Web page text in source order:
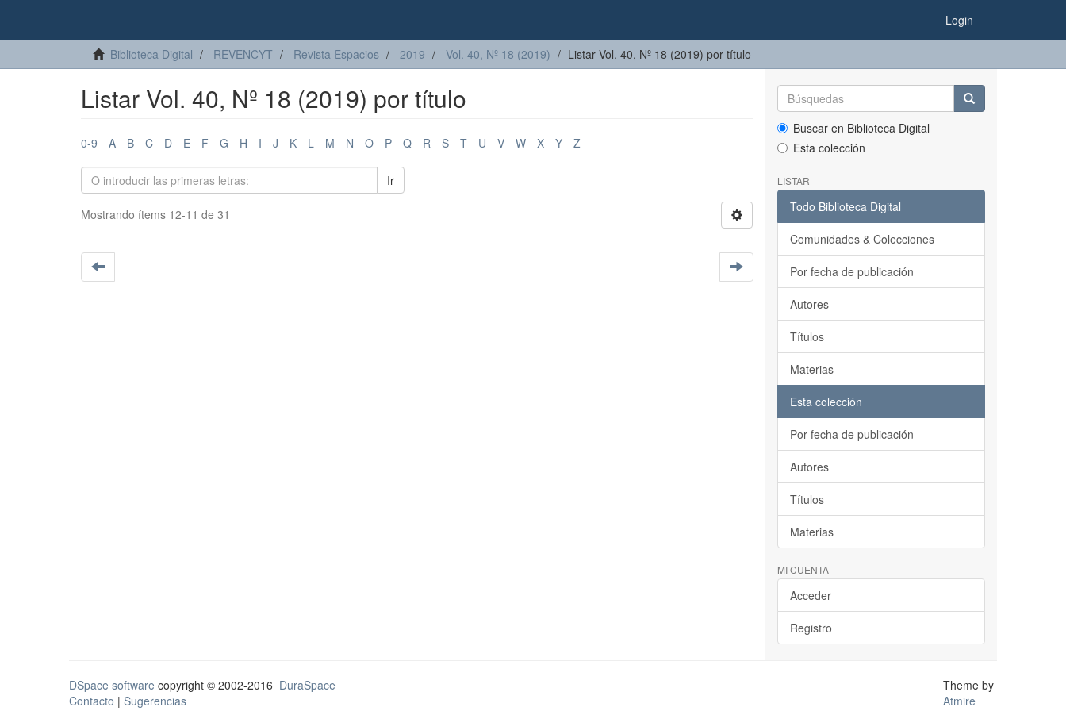
Login
Biblioteca Digital REVENCYT Revista Espacios 2019 Vol. 40, Nº 18 (2019) Listar Vol. 40, Nº 18 (2019) por título
Listar Vol. 40, Nº 18 (2019) por título
0-9 A B C D E F G H I J K L M N O P Q R S T U V W X Y Z
Ir
Mostrando ítems 12-11 de 31
Buscar en Biblioteca Digital
Esta colección
LISTAR
Todo Biblioteca Digital
Comunidades & Colecciones
Por fecha de publicación
Autores
Títulos
Materias
Esta colección
Por fecha de publicación
Autores
Títulos
Materias
MI CUENTA
Acceder
Registro
DSpace software copyright © 2002-2016 DuraSpace
Contacto | Sugerencias
Theme by
Atmire